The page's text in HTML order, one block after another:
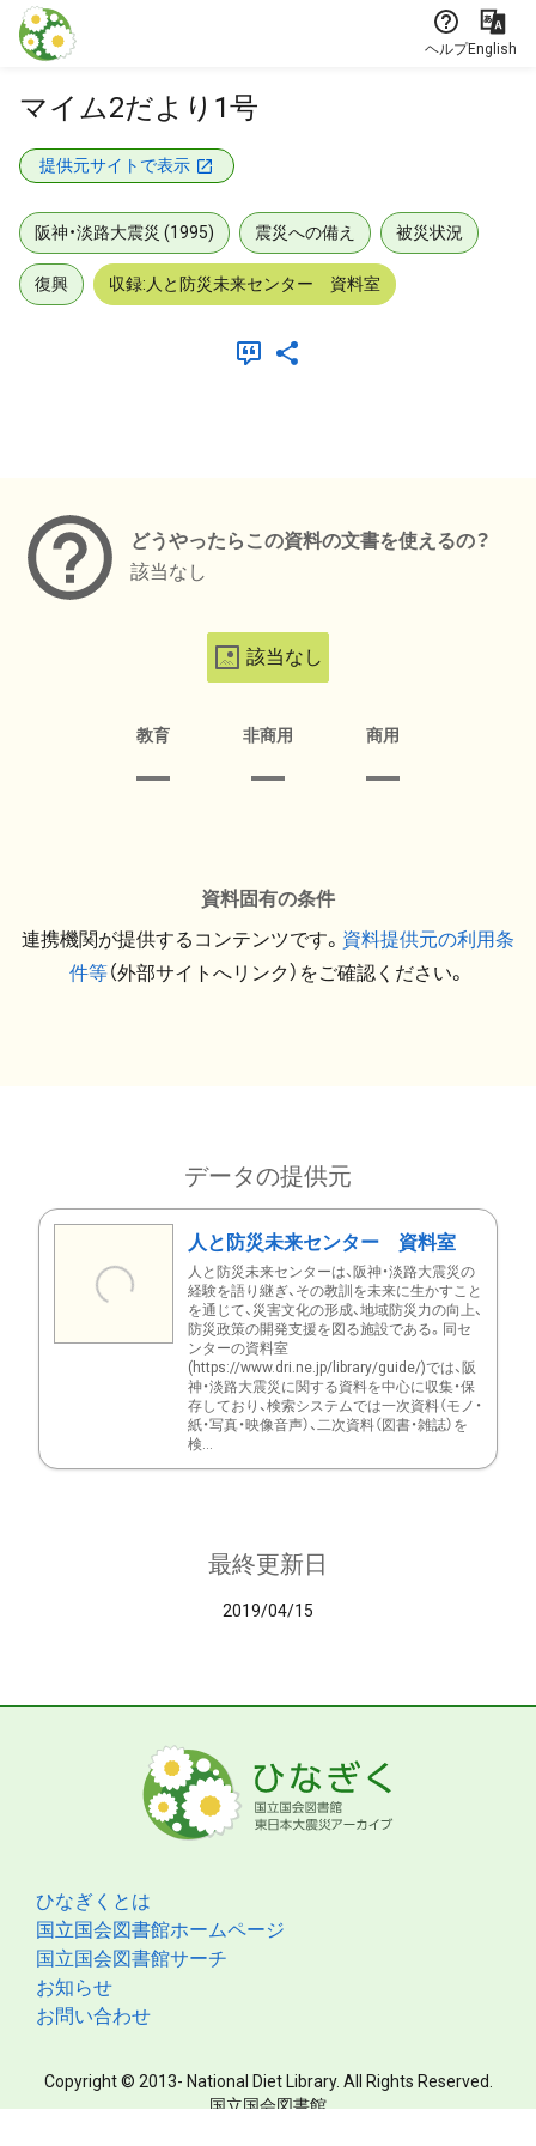
本文に飛ぶ
ヘルプEnglish
マイム2だより1号
提供元サイトで表示
阪神・淡路大震災 (1995) 震災への備え 被災状況
復興 収録:人と防災未来センター 資料室
どうやったらこの資料の文書を使えるの？
該当なし
該当なし
教育 非商用 商用
資料固有の条件
連携機関が提供するコンテンツです。 資料提供元の利用条
件等（外部サイトへリンク）をご確認ください。
データの提供元
人と防災未来センター 資料室
人と防災未来センターは、阪神・淡路大震災の
経験を語り継ぎ、その教訓を未来に生かすこと
を通じて、災害文化の形成、地域防災力の向上、
防災政策の開発支援を図る施設である。同セ
ンターの資料室
(https://www.dri.ne.jp/library/guide/)では、阪
神・淡路大震災に関する資料を中心に収集・保
存しており、検索システムでは一次資料（モノ・
紙・写真・映像音声）、二次資料（図書・雑誌）を
検...
最終更新日
2019/04/15
ひなぎくとは
国立国会図書館ホームページ
国立国会図書館サーチ
お知らせ
お問い合わせ
Copyright © 2013- National Diet Library. All Rights Reserved.